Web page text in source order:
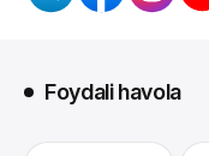
Foydali havola